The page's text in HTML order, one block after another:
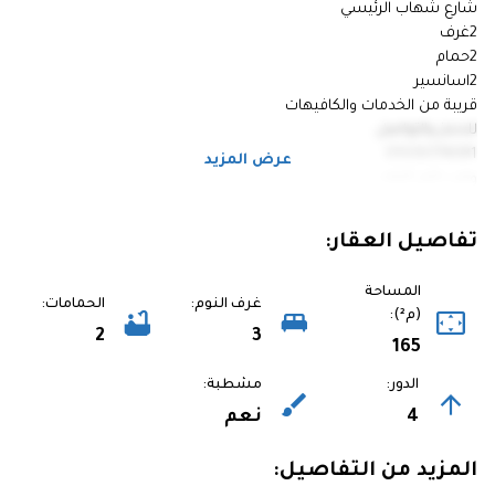
شارع شهاب الرئيسي
2غرف
2حمام
2اسانسير
قريبة من الخدمات والكافيهات
للحجز والتواصل
01030774081
عرض المزيد
تفاصيل العقار:
المساحة
(م²):
165
غرف النوم:
3
الحمامات:
2
الدور:
4
مشطبة:
نعم
المزيد من التفاصيل: